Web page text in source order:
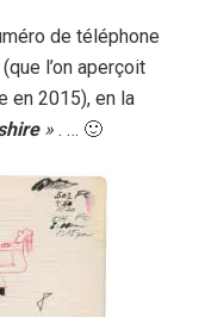
de téléphone
l’on aperçoit
en 2015), en la
» . … 🙂